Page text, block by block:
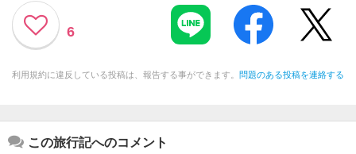
6
利用規約に違反している投稿は、報告する事ができます。 問題のある投稿を連絡する
この旅行記へのコメント